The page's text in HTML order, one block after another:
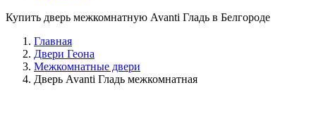
Купить дверь межкомнатную Avanti Гладь в Белгороде
Главная
Двери Геона
Межкомнатные двери
Дверь Avanti Гладь межкомнатная